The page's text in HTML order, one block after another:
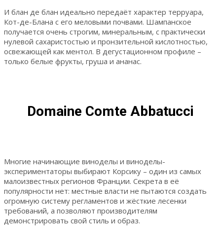
И блан де блан идеально передаёт характер терруара,
Кот-де-Блана с его меловыми почвами. Шампанское
получается очень строгим, минеральным, с практически
нулевой сахаристостью и пронзительной кислотностью,
освежающей как ментол. В дегустационном профиле –
только белые фрукты, груша и ананас.
Domaine Comte Abbatucci
Многие начинающие виноделы и виноделы-
экспериментаторы выбирают Корсику – один из самых
малоизвестных регионов Франции. Секрета в её
популярности нет: местные власти не пытаются создать
огромную систему регламентов и жёсткие лесенки
требований, а позволяют производителям
демонстрировать свой стиль и образ.